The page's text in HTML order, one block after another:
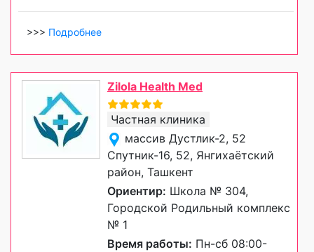
>>> Подробнее
Zilola Health Med
Частная клиника
массив Дустлик-2, 52
Спутник-16, 52, Янгихаётский
район, Ташкент
Ориентир: Школа № 304,
Городской Родильный комплекс
№ 1
Время работы: Пн-сб 08:00-